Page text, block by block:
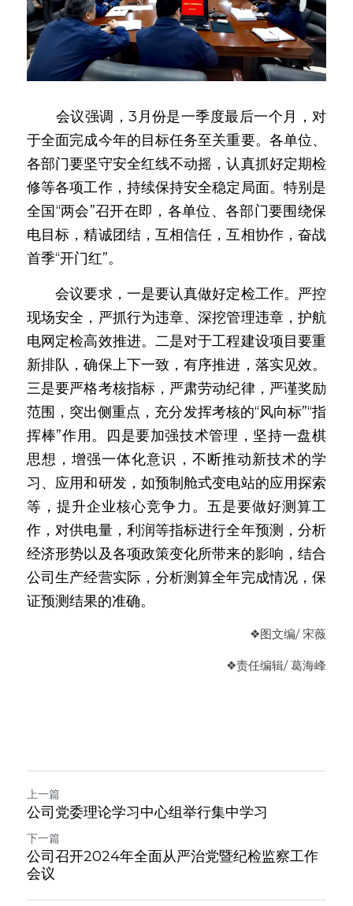
会议强调，3月份是一季度最后一个月，对
于全面完成今年的目标任务至关重要。各单位、
各部门要坚守安全红线不动摇，认真抓好定期检
修等各项工作，持续保持安全稳定局面。特别是
全国“两会”召开在即，各单位、各部门要围绕保
电目标，精诚团结，互相信任，互相协作，奋战
首季“开门红”。
会议要求，一是要认真做好定检工作。严控
现场安全，严抓行为违章、深挖管理违章，护航
电网定检高效推进。二是对于工程建设项目要重
新排队，确保上下一致，有序推进，落实见效。
三是要严格考核指标，严肃劳动纪律，严谨奖励
范围，突出侧重点，充分发挥考核的“风向标”“指
挥棒”作用。四是要加强技术管理，坚持一盘棋
思想，增强一体化意识，不断推动新技术的学
习、应用和研发，如预制舱式变电站的应用探索
等，提升企业核心竞争力。五是要做好测算工
作，对供电量，利润等指标进行全年预测，分析
经济形势以及各项政策变化所带来的影响，结合
公司生产经营实际，分析测算全年完成情况，保
证预测结果的准确。
❖图文编/ 宋薇
❖责任编辑/ 葛海峰
上一篇
公司党委理论学习中心组举行集中学习
下一篇
公司召开2024年全面从严治党暨纪检监察工作
会议